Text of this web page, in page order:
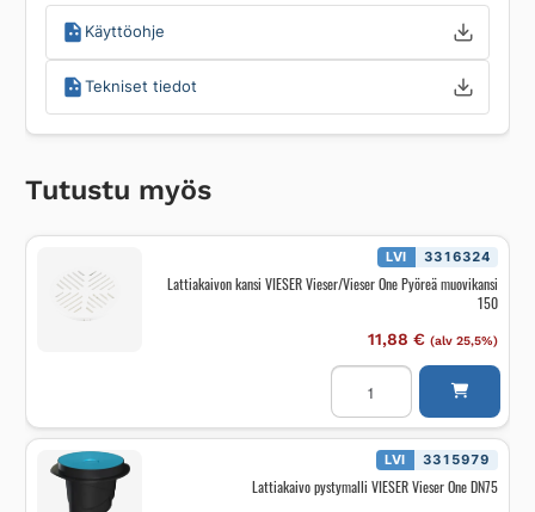
Käyttöohje
Tekniset tiedot
Tutustu myös
LVI 3316324
Lattiakaivon kansi VIESER Vieser/Vieser One Pyöreä muovikansi
150
11,88 € (alv 25,5%)
Lattiakaivon
kansi
VIESER
Vieser/Vieser
One
Pyöreä
muovikansi
150
LVI 3315979
Lattiakaivo pystymalli VIESER Vieser One DN75